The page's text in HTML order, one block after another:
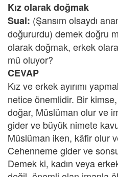
Kız olarak doğmak
Sual: (Şansım olsaydı
doğururdu) demek doğru
olarak doğmak, erkek
mü oluyor?
CEVAP
Kız ve erkek ayırımı
netice önemlidir. Bir
doğar, Müslüman olur ve
gider ve büyük nimete
Müslüman iken, kâfir olur
Cehenneme gider ve
Demek ki, kadın veya